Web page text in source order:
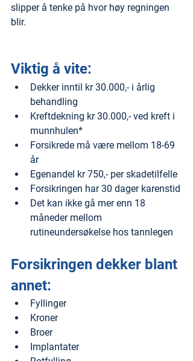
slipper å tenke på hvor høy regningen
blir.
Viktig å vite:
Dekker inntil kr 30.000,- i årlig
behandling
Kreftdekning kr 30.000,- ved kreft i
munnhulen*
Forsikrede må være mellom 18-69
år
Egenandel kr 750,- per skadetilfelle
Forsikringen har 30 dager karenstid
Det kan ikke gå mer enn 18
måneder mellom
rutineundersøkelse hos tannlegen
Forsikringen dekker blant
annet:
Fyllinger
Kroner
Broer
Implantater